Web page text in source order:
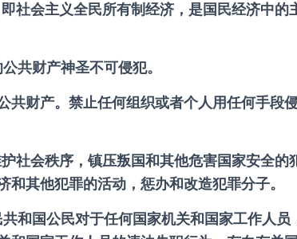
社会主义全民所有制经济，是国民经济中的
共财产神圣不可侵犯。
共财产。禁止任何组织或者个人用任何手段
社会秩序，镇压叛国和其他危害国家安全的
和其他犯罪的活动，惩办和改造犯罪分子。
和国公民对于任何国家机关和国家工作人员